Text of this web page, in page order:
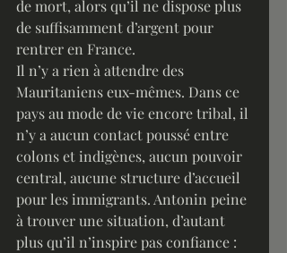
de mort, alors qu’il ne dispose plus
de suffisamment d’argent pour
rentrer en France.
Il n’y a rien à attendre des
Mauritaniens eux-mêmes. Dans ce
pays au mode de vie encore tribal, il
n’y a aucun contact poussé entre
colons et indigènes, aucun pouvoir
central, aucune structure d’accueil
pour les immigrants. Antonin peine
à trouver une situation, d’autant
plus qu’il n’inspire pas confiance :